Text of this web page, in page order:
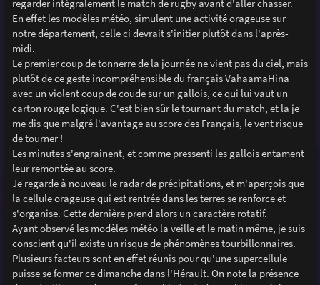
regarder intégralement le match de rugby avant d'aller chasser.
En effet les modèles météo, simulent une activité orageuse sur
notre département, celle ci devrait s'initier plutôt dans l'après-
midi.
Le premier coup de tonnerre de la journée ne vient pas du ciel, mais
plutôt de ce geste incompréhensible du français VahaamaHina
avec un violent coup de coude sur un gallois, ce qui lui vaut un
carton rouge logique. C'est bien sûr le tournant du match, et la je
me dis que malgré l'avantage au score des Français, le vent risque
de tourner !
Les minutes s'engrainent, et comme pressenti les gallois entament
leur remontée au score.
Je regarde à nouveau le radar de précipitations, et m'aperçois que
la cellule orageuse qui est rentrée dans les terres se renforce et
s'organise. Cette dernière prend alors un caractère rotatif.
Ayant observé les modèles météo la veille et le matin même, je suis
conscient qu'il existe un risque de phénomènes tourbillonnaires.
Plusieurs facteurs sont en effet réunis pour qu'une supercellule
puisse se former ce dimanche dans l'Hérault. On note la présence